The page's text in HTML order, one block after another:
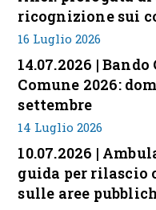
ricognizione sui
16 Luglio 2026
14.07.2026 |
Comune 2026:
settembre
14 Luglio 2026
10.07.2026 |
guida per rilascio
sulle aree